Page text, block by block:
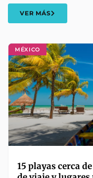
MÉXICO
15 playas cerca
VER MÁS